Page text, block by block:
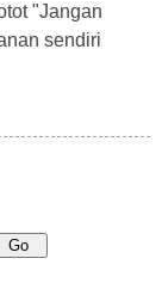
"Jangan
sendiri